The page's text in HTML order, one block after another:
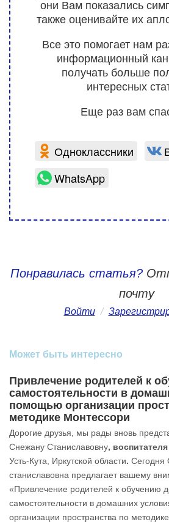
они Вам показались
также оценивайте их
Все это помогает нам
информационный
получать больше
интересных
Еще раз вам
Одноклассники
WhatsApp
Понравилась статья?
почту
Войти /
Может быть интересно
Привлечение родителей к
самостоятельности в
помощью организации
методике Монтессори
Дорогие друзья, мы рады вновь
Снежану Станиславовну, воспитателя
Усть-Кута, Иркутской области. Сегодня
станиславовна предлагает вашему
«Привлечение родителей к обучению
самостоятельности в домашних
организации пространства по